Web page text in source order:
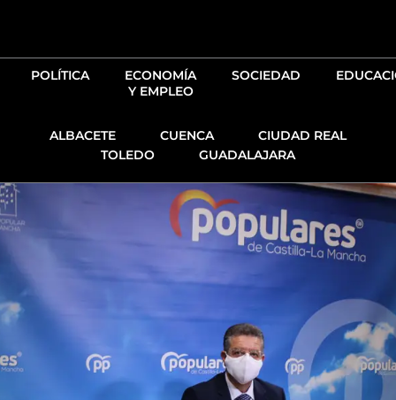
POLÍTICA
ECONOMÍA
Y EMPLEO
SOCIEDAD
ALBACETE CUENCA
CIUDAD REAL
TOLEDO
GUADALAJARA